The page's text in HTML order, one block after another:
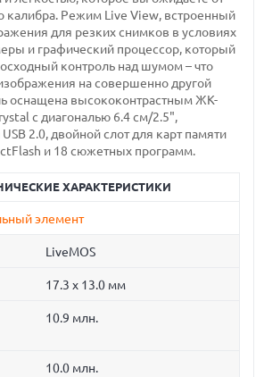
калибра. Режим Live View, встроенный
для резких снимков в условиях
и графический процессор, который
контроль над шумом – что
на совершенно другой
оснащена высококонтрастным ЖК-
с диагональю 6.4 см/2.5",
2.0, двойной слот для карт памяти
и 18 сюжетных программ.
ХАРАКТЕРИСТИКИ
элемент
LiveMOS
17.3 x 13.0 мм
10.9 млн.
10.0 млн.